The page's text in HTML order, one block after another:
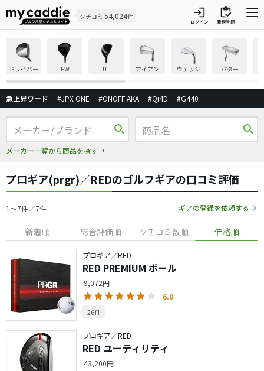
クチコミ 54,024件 login
ログイン
inventory
新規登録
ドライバー FW UT アイアン ウェッジ パター
急上昇ワード #JPX ONE #ONOFF AKA #Qi4D #G440
search
メーカー一覧から商品を探す
search
プロギア(prgr)／REDのゴルフギアの口コミ評価
1〜7件／7件 ギアの登録を依頼する
新着順 総合評価順 クチコミ数順 価格順
プロギア／RED
RED PREMIUM ボール
9,072円
6.0
26件
プロギア／RED
RED ユーティリティ
43,200円